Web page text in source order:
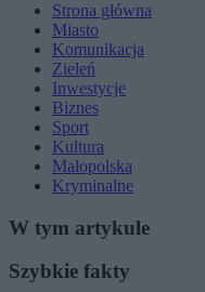
Strona główna
Miasto
Komunikacja
Zieleń
Inwestycje
Biznes
Sport
Kultura
Małopolska
Kryminalne
W tym artykule
Szybkie fakty